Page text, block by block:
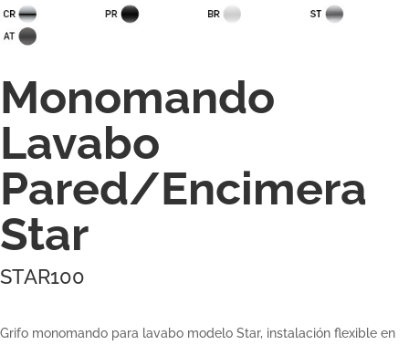
Monomando
Lavabo
Pared/Encimera
Star
STAR100
Grifo monomando para lavabo modelo Star, instalación flexible en